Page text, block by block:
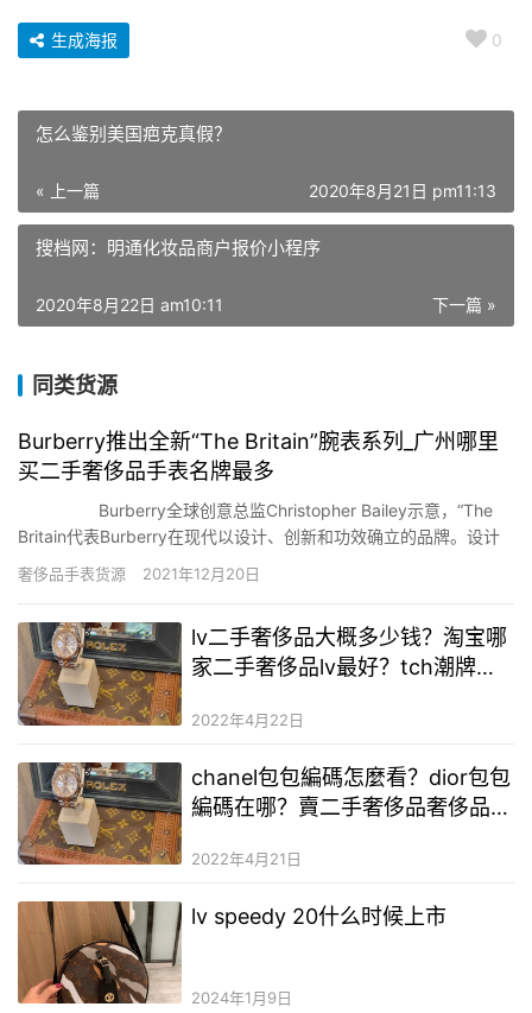
0
生成海报
怎么鉴别美国疤克真假？
« 上一篇 2020年8月21日 pm11:13
搜档网：明通化妆品商户报价小程序
下一篇 »
2020年8月22日 am10:11
同类货源
Burberry推出全新“The Britain”腕表系列_广州哪里
买二手奢侈品手表名牌最多
Burberry全球创意总监Christopher Bailey示意，“The
Britain代表Burberry在现代以设计、创新和功效确立的品牌。设计
隐藏于细节中-所有来自经典Burberry风衣的设计影响，从D型环和
奢侈品手表货源 2021年12月20日
lv二手奢侈品大概多少钱？淘宝哪
家二手奢侈品lv最好？tch潮牌二
2022年4月22日
chanel包包編碼怎麼看？dior包包
編碼在哪？賣二手奢侈品奢侈品的
2022年4月21日
lv speedy 20什么时候上市
2024年1月9日